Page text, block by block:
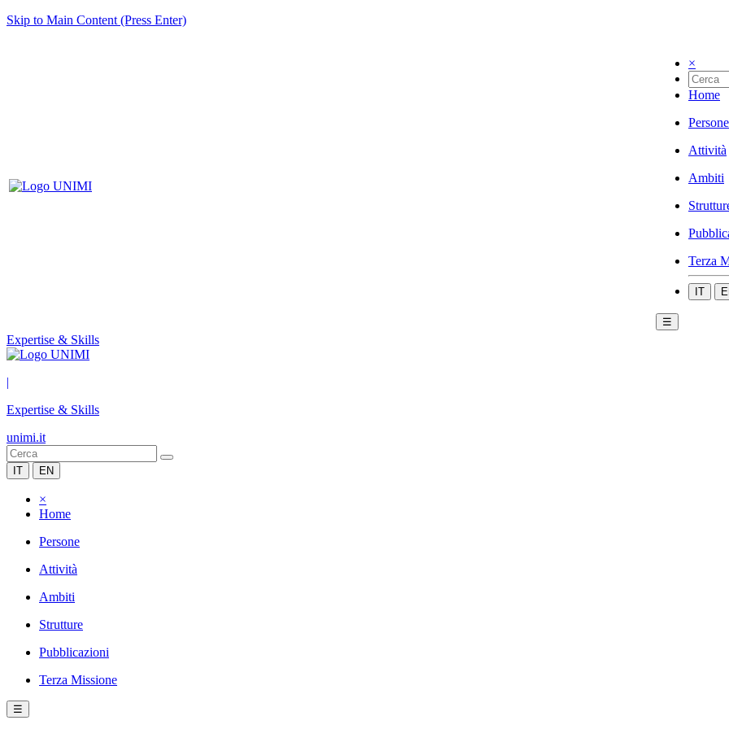
Skip to Main Content (Press Enter)
×
Home
Persone
Attività
Ambiti
Terza
IT
☰
Expertise & Skills
|
Expertise & Skills
unimi.it
IT EN
×
Home
Persone
Attività
Ambiti
Strutture
Pubblicazioni
Terza Missione
☰